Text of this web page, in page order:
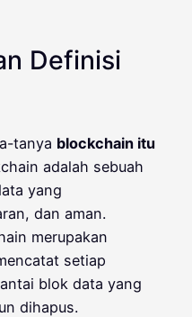
Definisi
tanya blockchain itu
adalah sebuah
yang
dan aman.
merupakan
setiap
blok data yang
dihapus.